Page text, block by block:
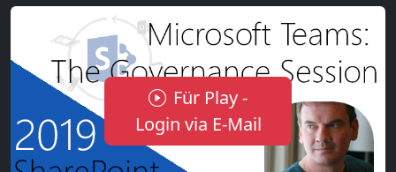
Für Play -
Login via E-Mail